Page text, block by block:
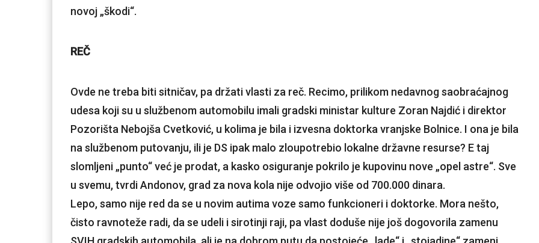
novoj „škodi“.
REČ
Ovde ne treba biti sitničav, pa držati vlasti za reč. Recimo, prilikom nedavnog saobraćajnog
udesa koji su u službenom automobilu imali gradski ministar kulture Zoran Najdić i direktor
Pozorišta Nebojša Cvetković, u kolima je bila i izvesna doktorka vranjske Bolnice. I ona je bila
na službenom putovanju, ili je DS ipak malo zloupotrebio lokalne državne resurse? E taj
slomljeni „punto“ već je prodat, a kasko osiguranje pokrilo je kupovinu nove „opel astre“. Sve
u svemu, tvrdi Andonov, grad za nova kola nije odvojio više od 700.000 dinara.
Lepo, samo nije red da se u novim autima voze samo funkcioneri i doktorke. Mora nešto,
čisto ravnoteže radi, da se udeli i sirotinji raji, pa vlast doduše nije još dogovorila zamenu